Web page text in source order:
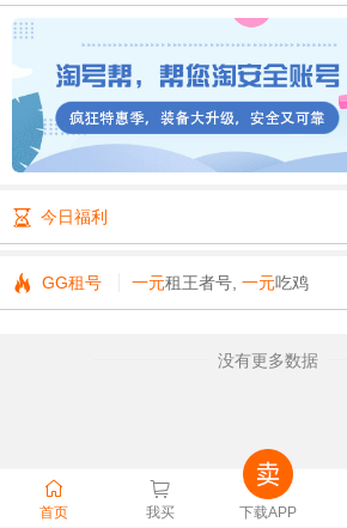
180****9924 购买ChatGPT账号金额￥18
157****2637 购买ChatGPT账号金额￥28
185****2656 购买ChatGPT账号金额￥18
180****7538 购买ChatGPT账号 金额￥18
152****2781 购买 ChatGPT账号金额￥18
181****1505 购买ChatGPT账号金额￥18
 今日福利
 GG租号 一元租王者号, 一元吃鸡
没有更多数据
首页 我买 下载APP